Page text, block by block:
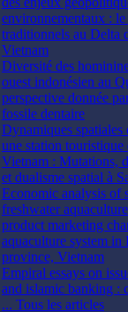
environnementaux :
traditionnels au Delta
Vietnam
Diversité des
ouest indonésien au
perspective donnée
fossile dentaire
Dynamiques spatiales
une station touristique
Vietnam : Mutations,
et dualisme spatial à
Economic analysis of
freshwater
product marketing
aquaculture system in
province, Vietnam
Empiral essays on
and islamic banking :
... Tous les articles